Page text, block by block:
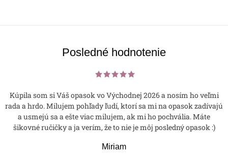
Posledné hodnotenie
Kúpila som si Váš opasok vo Východnej 2026 a nosím ho veľmi
rada a hrdo. Milujem pohľady ľudí, ktorí sa mi na opasok zadívajú
a usmejú sa a ešte viac milujem, ak mi ho pochvália. Máte
šikovné ručičky a ja verím, že to nie je môj posledný opasok :)
Miriam